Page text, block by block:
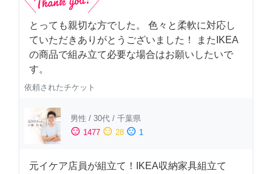
とっても親切な方でした。 色々と柔軟に対応し
ていただきありがとうございました！ またIKEA
の商品で組み立て必要な場合はお願いしたいで
す。
依頼されたチケット
男性 / 30代 / 千葉県
sentiment_satisfied 1477 sentiment_neutral 28 sentiment_dissatisfied 1
元イケア店員が組立て！IKEA収納家具組立て